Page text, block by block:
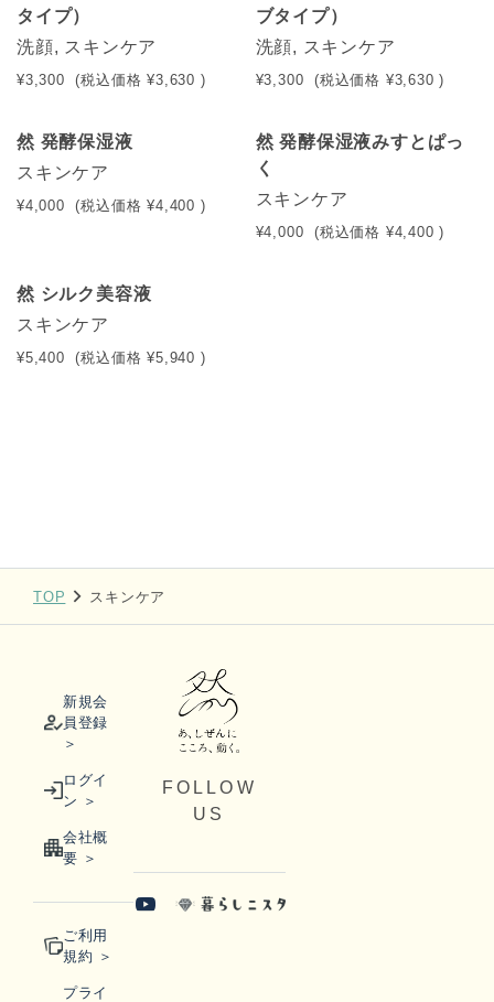
タイプ）
洗顔, スキンケア
¥3,300 (税込価格 ¥3,630 )
ブタイプ）
洗顔, スキンケア
¥3,300 (税込価格 ¥3,630 )
然 発酵保湿液
スキンケア
¥4,000 (税込価格 ¥4,400 )
然 発酵保湿液みすとぱっ
く
スキンケア
¥4,000 (税込価格 ¥4,400 )
然 シルク美容液
スキンケア
¥5,400 (税込価格 ¥5,940 )
TOP スキンケア
FOLLOW
US
新規会
員登録
＞
ログイ
ン ＞
会社概
要 ＞
ご利用
規約 ＞
プライ